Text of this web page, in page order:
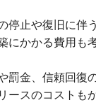
停止や復旧に伴
にかかる費用も
罰金、信頼回復
ースのコストも